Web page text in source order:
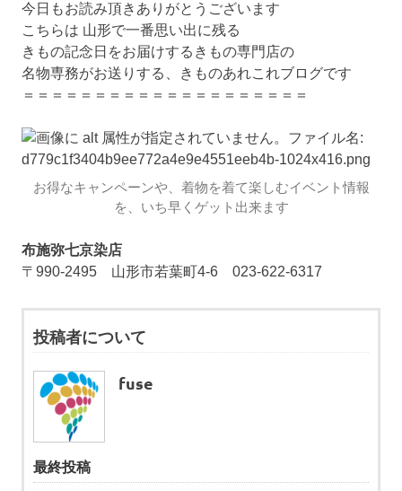
今日もお読み頂きありがとうございます
こちらは 山形で一番思い出に残る
きもの記念日をお届けするきもの専門店の
名物専務がお送りする、きものあれこれブログです
＝＝＝＝＝＝＝＝＝＝＝＝＝＝＝＝＝＝＝＝
お得なキャンペーンや、着物を着て楽しむイベント情報
を、いち早くゲット出来ます
布施弥七京染店
〒990-2495 山形市若葉町4-6 023-622-6317
投稿者について
fuse
最終投稿